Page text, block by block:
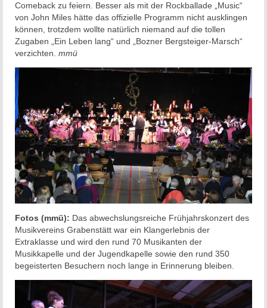
Comeback zu feiern. Besser als mit der Rockballade „Music“
von John Miles hätte das offizielle Programm nicht ausklingen
können, trotzdem wollte natürlich niemand auf die tollen
Zugaben „Ein Leben lang“ und „Bozner Bergsteiger-Marsch“
verzichten. mmü
Fotos (mmü): Das abwechslungsreiche Frühjahrskonzert des
Musikvereins Grabenstätt war ein Klangerlebnis der
Extraklasse und wird den rund 70 Musikanten der
Musikkapelle und der Jugendkapelle sowie den rund 350
begeisterten Besuchern noch lange in Erinnerung bleiben.